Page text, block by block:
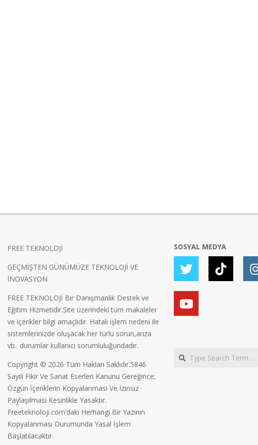
FREE TEKNOLOJİ
GEÇMİŞTEN GÜNÜMÜZE TEKNOLOJİ VE
İNOVASYON
FREE TEKNOLOJİ Bir Danışmanlık Destek ve
Eğitim Hizmetidir.Site üzerindeki tüm makaleler
ve içerikler bilgi amaçlıdır. Hatalı işlem nedeni ile
sistemlerinizde oluşacak her türlü sorun,arıza
vb.. durumlar kullanıcı sorumluluğundadır.
Copyright © 2026 Tüm Hakları Saklıdır.5846
Sayılı Fikir Ve Sanat Eserleri Kanunu Gereğince;
Özgün İçeriklerin Kopyalanması Ve İzinsiz
Paylaşılması Kesinlikle Yasaktır.
Freeteknoloji.com’daki Herhangi Bir Yazının
Kopyalanması Durumunda Yasal İşlem
Başlatılacaktır.
SOSYAL MEDYA
Search